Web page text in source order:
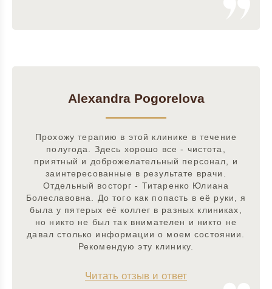
Alexandra Pogorelova
Прохожу терапию в этой клинике в течение
полугода. Здесь хорошо все - чистота,
приятный и доброжелательный персонал, и
заинтересованные в результате врачи.
Отдельный восторг - Титаренко Юлиана
Болеславовна. До того как попасть в её руки, я
была у пятерых её коллег в разных клиниках,
но никто не был так внимателен и никто не
давал столько информации о моем состоянии.
Рекомендую эту клинику.
Читать отзыв и ответ